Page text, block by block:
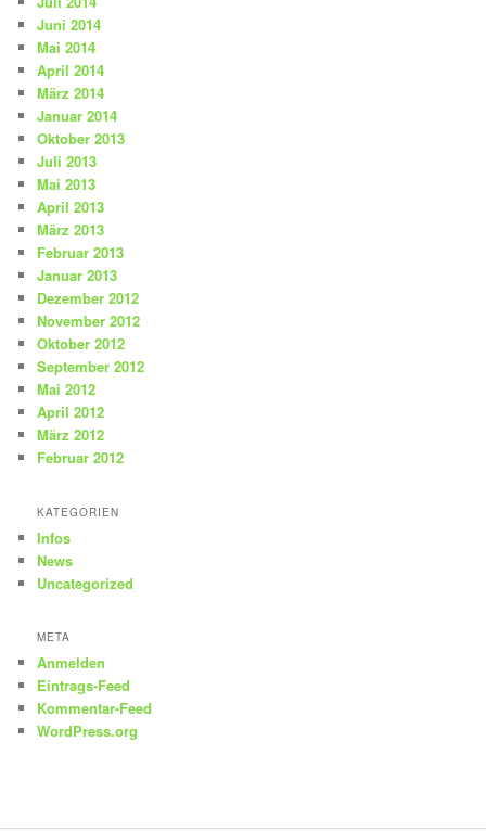
Juni 2014
Mai 2014
April 2014
März 2014
Januar 2014
Oktober 2013
Juli 2013
Mai 2013
April 2013
März 2013
Februar 2013
Januar 2013
Dezember 2012
November 2012
Oktober 2012
September 2012
Mai 2012
April 2012
März 2012
Februar 2012
KATEGORIEN
Infos
News
Uncategorized
META
Anmelden
Eintrags-Feed
Kommentar-Feed
WordPress.org